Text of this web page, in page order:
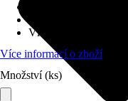
Lamela
Vlastnosti
Více informací o zboží
Množství (ks)